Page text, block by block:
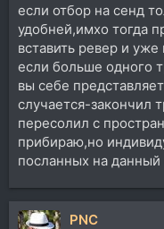
если отбор на сенд
удобней,имхо тогда
вставить ревер и
если больше одного
вы себе
случается-закончил
пересолил с
прибираю,но
посланных на данный
PNC